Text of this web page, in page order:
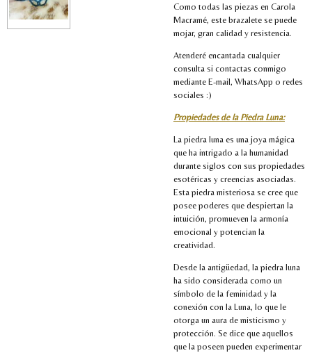
Como todas las piezas en Carola
Macramé, este brazalete se puede
mojar, gran calidad y resistencia.
Atenderé encantada cualquier
consulta si contactas conmigo
mediante E-mail, WhatsApp o redes
sociales :)
Propiedades de la Piedra Luna:
La piedra luna es una joya mágica
que ha intrigado a la humanidad
durante siglos con sus propiedades
esotéricas y creencias asociadas.
Esta piedra misteriosa se cree que
posee poderes que despiertan la
intuición, promueven la armonía
emocional y potencian la
creatividad.
Desde la antigüedad, la piedra luna
ha sido considerada como un
símbolo de la feminidad y la
conexión con la Luna, lo que le
otorga un aura de misticismo y
protección. Se dice que aquellos
que la poseen pueden experimentar